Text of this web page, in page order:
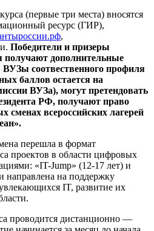
(первые три места) вносятся
ресурс (ГИР),
,
Победители и призеры
получают дополнительные
соотвественного профиля
баллов остается на
ВУЗа), могут претендовать
РФ, получают право
сменах всероссийских лагерей
перешла в формат
проектов в области цифровых
«IT-Jump» (12-17 лет) и
направлена на поддержку
IT, развитие их
проводится дистанционно —